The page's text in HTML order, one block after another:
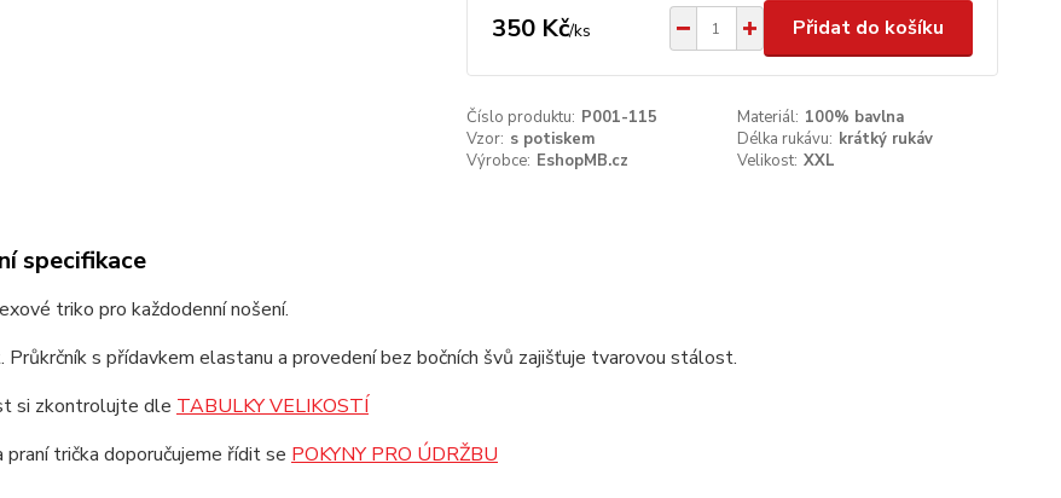
350 Kč/ks Přidat do košíku
Číslo produktu: P001-115 Materiál: 100% bavlna
Vzor: s potiskem Délka rukávu: krátký rukáv
Výrobce: EshopMB.cz Velikost: XXL
specifikace
triko pro každodenní nošení.
Průkrčník s přídavkem elastanu a provedení bez bočních švů zajišťuje tvarovou stálost.
si zkontrolujte dle TABULKY VELIKOSTÍ
praní trička doporučujeme řídit se POKYNY PRO ÚDRŽBU